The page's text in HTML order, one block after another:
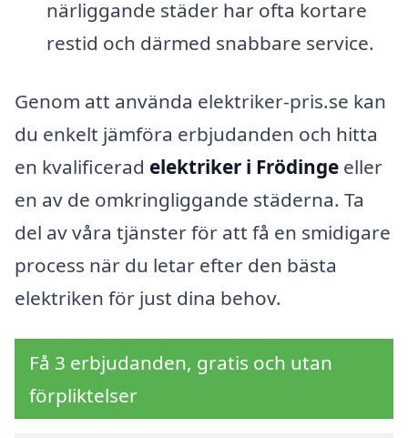
närliggande städer har ofta kortare
restid och därmed snabbare service.
Genom att använda elektriker-pris.se kan
du enkelt jämföra erbjudanden och hitta
en kvalificerad elektriker i Frödinge eller
en av de omkringliggande städerna. Ta
del av våra tjänster för att få en smidigare
process när du letar efter den bästa
elektriken för just dina behov.
Få 3 erbjudanden, gratis och utan
förpliktelser